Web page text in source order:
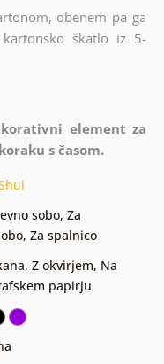
obenem pa ga
škatlo iz 5-
element za
s časom.
sobo, Za
, Za spalnico
, Z okvirjem, Na
papirju